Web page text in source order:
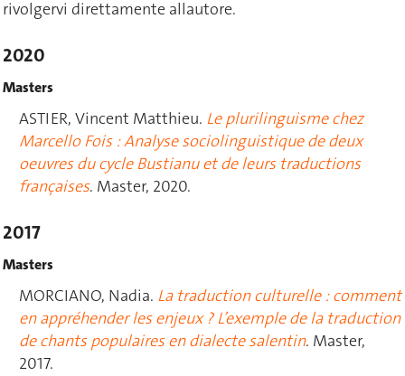
rivolgervi direttamente allautore.
2020
Masters
ASTIER, Vincent Matthieu. Le plurilinguisme chez
Marcello Fois : Analyse sociolinguistique de deux
oeuvres du cycle Bustianu et de leurs traductions
françaises. Master, 2020.
2017
Masters
MORCIANO, Nadia. La traduction culturelle : comment
en appréhender les enjeux ? L’exemple de la traduction
de chants populaires en dialecte salentin. Master,
2017.